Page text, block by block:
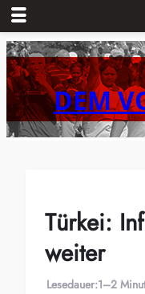
Zum
Inhalt
springenDEM
Türkei:
weiter
Lesedauer:1–2